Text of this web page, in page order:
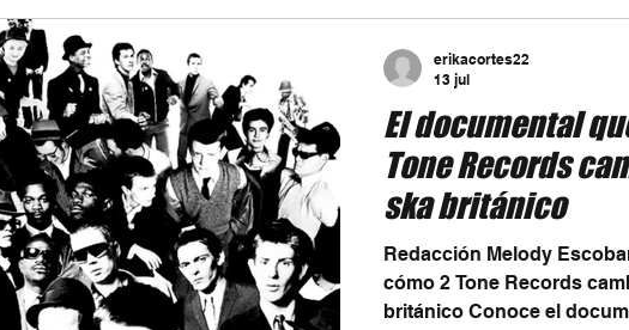
alrededor del mundo.
El documental
Tone Records
ska británico
Redacción Melody
cómo 2 Tone Records
británico Conoce el
erikacortes22
13 jul